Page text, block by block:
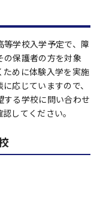
学校入学予定で、障
の保護者の方を対象
ために体験入学を実施
応じていますので、
する学校に問い合わせ
してください。